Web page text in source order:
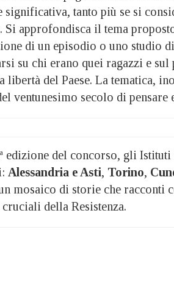
significativa, tanto più se si
Si approfondisca il tema
di un episodio o uno studio
su chi erano quei ragazzi e
libertà del Paese. La tematica,
ventunesimo secolo di pensare
edizione del concorso, gli
Alessandria e Asti, Torino,
mosaico di storie che racconti
della Resistenza.